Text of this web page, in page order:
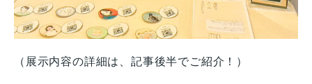
（展示内容の詳細は、記事後半でご紹介！）